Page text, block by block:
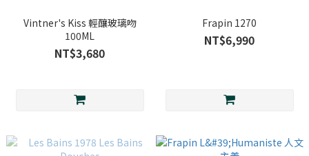
Vintner's Kiss 輕釀玻璃吻
100ML
NT$3,680
Frapin 1270
NT$6,990